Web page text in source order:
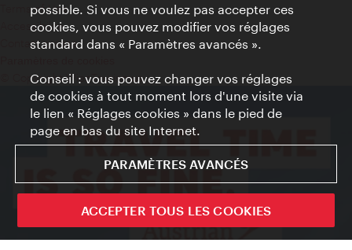
Terms of Use
Accessibilité
Contact presse
© Copyright WienTourismus
possible. Si vous ne voulez pas accepter ces
cookies, vous pouvez modifier vos réglages
standard dans « Paramètres avancés ».
Conseil : vous pouvez changer vos réglages
de cookies à tout moment lors d'une visite via
le lien « Réglages cookies » dans le pied de
page en bas du site Internet.
PARAMÈTRES AVANCÉS
ACCEPTER TOUS LES COOKIES